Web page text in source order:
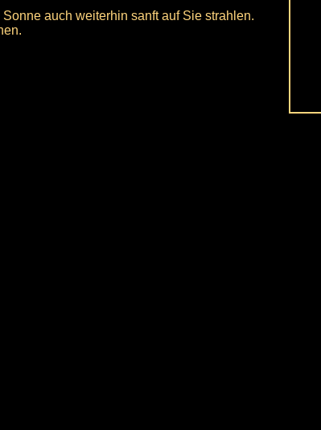
auch weiterhin sanft auf Sie strahlen.